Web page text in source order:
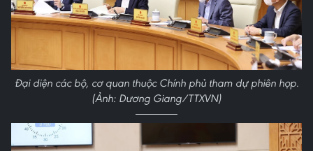
Đại diện các bộ, cơ quan thuộc Chính phủ tham dự phiên họp.
(Ảnh: Dương Giang/TTXVN)